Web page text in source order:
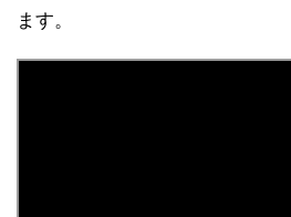
ます。